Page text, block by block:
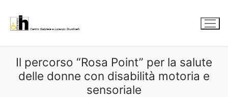
contenuto
Il percorso “Rosa Point” per la salute
delle donne con disabilità motoria e
sensoriale